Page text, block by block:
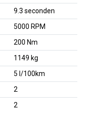
9.3 seconden
5000 RPM
200 Nm
1149 kg
5 l/100km
2
2